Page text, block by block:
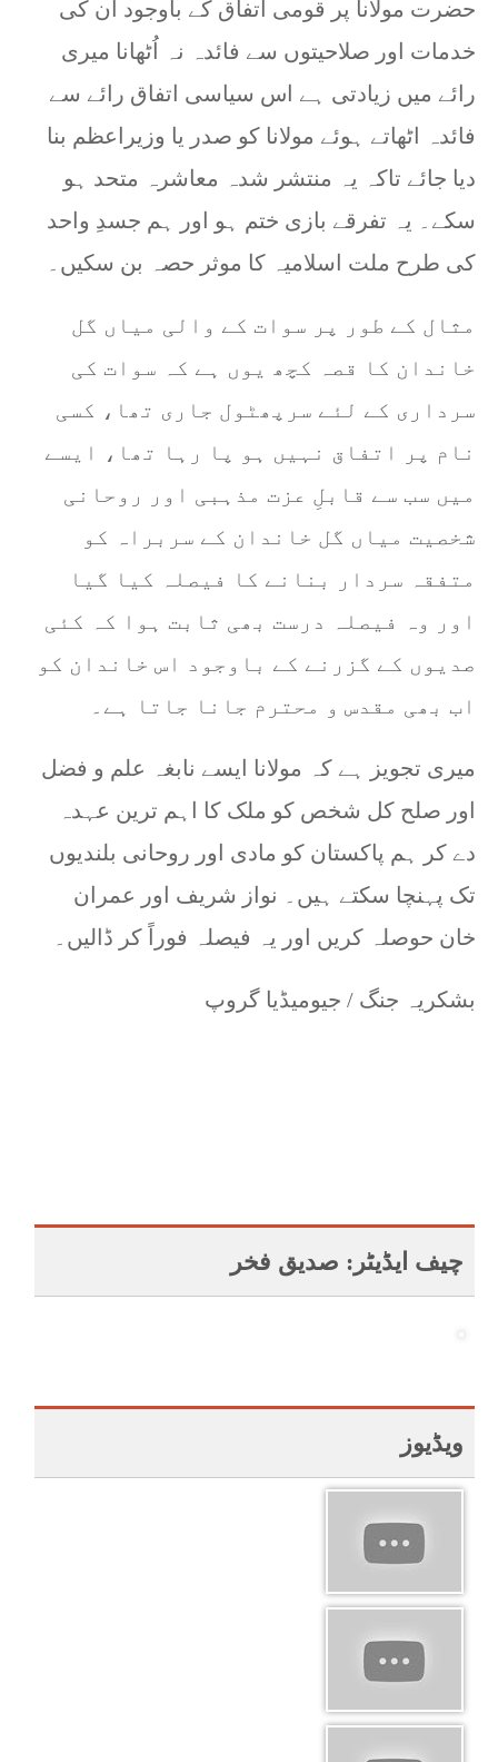
حضرت مولانا پر قومی اتفاق کے باوجود اُن کی
خدمات اور صلاحیتوں سے فائدہ نہ اُٹھانا میری
رائے میں زیادتی ہے اس سیاسی اتفاق رائے سے
فائدہ اٹھاتے ہوئے مولانا کو صدر یا وزیراعظم بنا
دیا جائے تاکہ یہ منتشر شدہ معاشرہ متحد ہو
سکے۔ یہ تفرقے بازی ختم ہو اور ہم جسدِ واحد
کی طرح ملت اسلامیہ کا موثر حصہ بن سکیں۔
مثال کے طور پر سوات کے والی میاں گل
خاندان کا قصہ کچھ یوں ہے کہ سوات کی
سرداری کے لئے سرپھٹول جاری تھا، کسی
نام پر اتفاق نہیں ہو پا رہا تھا، ایسے
میں سب سے قابلِ عزت مذہبی اور روحانی
شخصیت میاں گل خاندان کے سربراہ کو
متفقہ سردار بنانے کا فیصلہ کیا گیا
اور وہ فیصلہ درست بھی ثابت ہوا کہ کئی
صدیوں کے گزرنے کے باوجود اس خاندان کو
اب بھی مقدس و محترم جانا جاتا ہے۔
میری تجویز ہے کہ مولانا ایسے نابغہ علم و فضل
اور صلح کل شخص کو ملک کا اہم ترین عہدہ
دے کر ہم پاکستان کو مادی اور روحانی بلندیوں
تک پہنچا سکتے ہیں۔ نواز شریف اور عمران
خان حوصلہ کریں اور یہ فیصلہ فوراً کر ڈالیں۔
بشکریہ جنگ / جیومیڈیا گروپ
چیف ایڈیٹر: صدیق فخر
ویڈیوز